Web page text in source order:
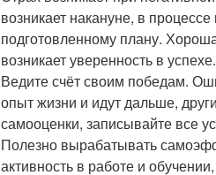
возникает накануне, в
подготовленному плану.
возникает уверенность в успехе.
Ведите счёт своим победам.
опыт жизни и идут дальше,
самооценки, записывайте все
Полезно вырабатывать
активность в работе и